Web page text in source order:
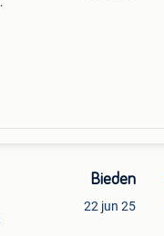
Bieden
22 jun 25